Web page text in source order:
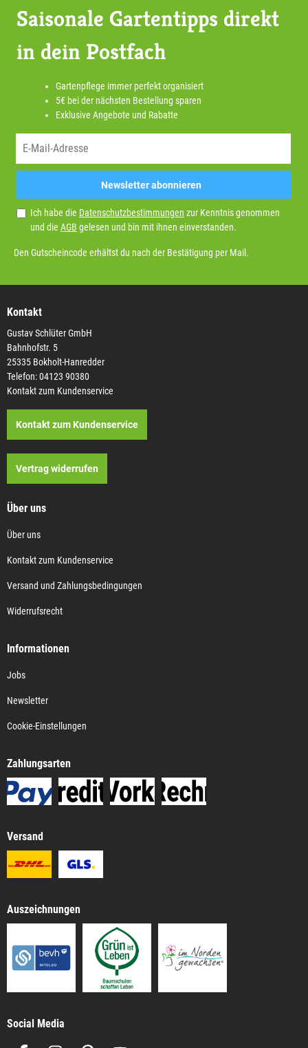
Saisonale Gartentipps direkt
in dein Postfach
Gartenpflege immer perfekt organisiert
5€ bei der nächsten Bestellung sparen
Exklusive Angebote und Rabatte
Newsletter abonnieren
Ich habe die Datenschutzbestimmungen zur Kenntnis genommen
und die AGB gelesen und bin mit ihnen einverstanden.
Den Gutscheincode erhältst du nach der Bestätigung per Mail.
Kontakt
Gustav Schlüter GmbH
Bahnhofstr. 5
25335 Bokholt-Hanredder
Telefon: 04123 90380
Kontakt zum Kundenservice
Kontakt zum Kundenservice
Vertrag widerrufen
Über uns
Über uns
Kontakt zum Kundenservice
Versand und Zahlungsbedingungen
Widerrufsrecht
Informationen
Jobs
Newsletter
Cookie-Einstellungen
Zahlungsarten
Versand
Auszeichnungen
Social Media